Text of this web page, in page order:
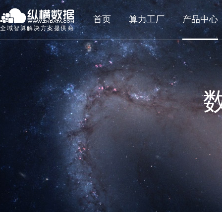
全域智算解决方案提供商
首页 算力工厂 产品中心